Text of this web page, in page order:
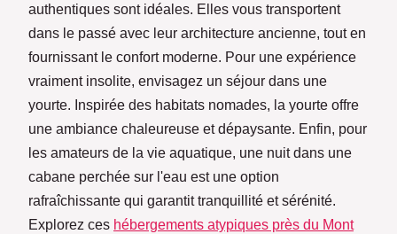
authentiques sont idéales. Elles vous transportent
dans le passé avec leur architecture ancienne, tout en
fournissant le confort moderne. Pour une expérience
vraiment insolite, envisagez un séjour dans une
yourte. Inspirée des habitats nomades, la yourte offre
une ambiance chaleureuse et dépaysante. Enfin, pour
les amateurs de la vie aquatique, une nuit dans une
cabane perchée sur l'eau est une option
rafraîchissante qui garantit tranquillité et sérénité.
Explorez ces hébergements atypiques près du Mont